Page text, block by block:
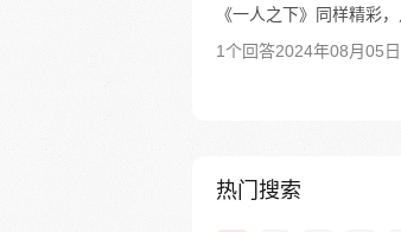
《一人之下》同样精彩
1个回答2024年08月05
热门搜索